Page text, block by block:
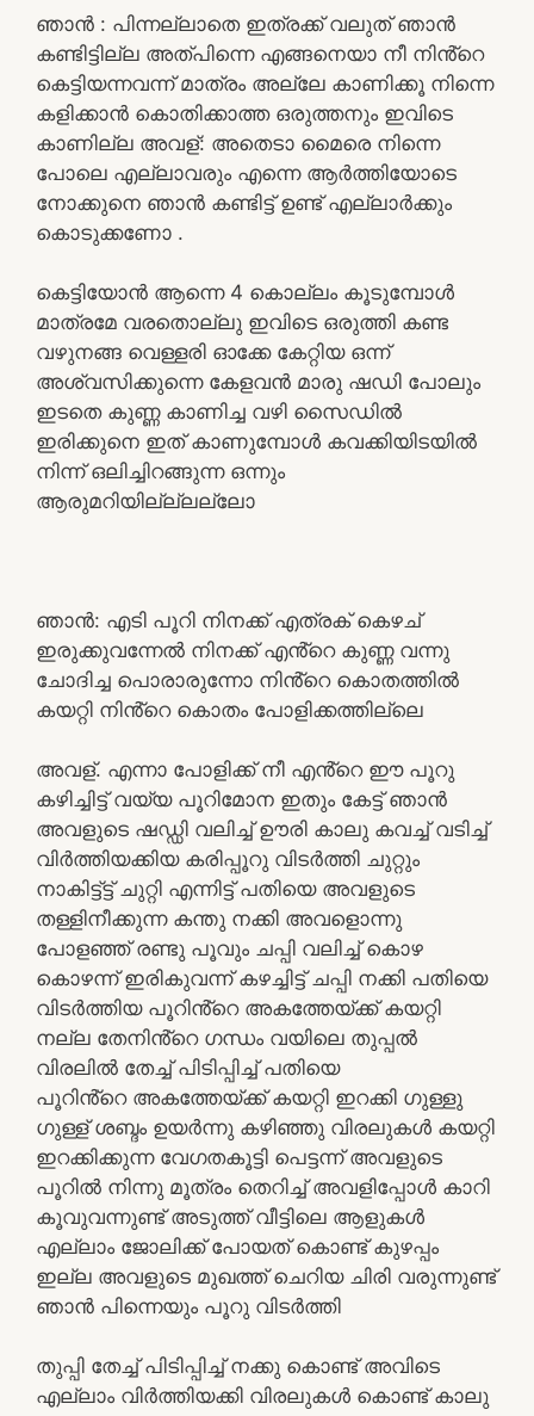
ഞാൻ : പിന്നല്ലാതെ ഇത്രക്ക് വലുത് ഞാൻ
കണ്ടിട്ടില്ല അത്പിന്നെ എങ്ങനെയാ നീ നിൻ്റെ
കെട്ടിയന്നവന്ന് മാത്രം അല്ലേ കാണിക്കൂ നിന്നെ
കളിക്കാൻ കൊതിക്കാത്ത ഒരുത്തനും ഇവിടെ
കാണില്ല അവള്: അതെടാ മൈരെ നിന്നെ
പോലെ എല്ലാവരും എന്നെ ആർത്തിയോടെ
നോക്കുനെ ഞാൻ കണ്ടിട്ട് ഉണ്ട് എല്ലാർക്കും
കൊടുക്കണോ .
കെട്ടിയോൻ ആന്നെ 4 കൊല്ലം കൂടുമ്പോൾ
മാത്രമേ വരതൊല്ലു ഇവിടെ ഒരുത്തി കണ്ട
വഴുനങ്ങ വെള്ളരി ഓക്കേ കേറ്റിയ ഒന്ന്
അശ്വസിക്കുന്നെ കേളവൻ മാരു ഷഡി പോലും
ഇടതെ കുണ്ണ കാണിച്ച വഴി സൈഡിൽ
ഇരിക്കുനെ ഇത് കാണുമ്പോൾ കവക്കിയിടയിൽ
നിന്ന് ഒലിച്ചിറങ്ങുന്ന ഒന്നും
ആരുമറിയില്ല്ലല്ലോ
ഞാൻ: എടി പൂറി നിനക്ക് എത്രക് കെഴച്
ഇരുക്കുവന്നേൽ നിനക്ക് എൻ്റെ കുണ്ണ വന്നു
ചോദിച്ച പൊരാരുന്നോ നിൻ്റെ കൊതത്തിൽ
കയറ്റി നിൻ്റെ കൊതം പോളിക്കത്തില്ലെ
അവള്. എന്നാ പോളിക്ക് നീ എൻ്റെ ഈ പൂറു
കഴിച്ചിട്ട് വയ്യ പൂറിമോന ഇതും കേട്ട് ഞാൻ
അവളുടെ ഷഡ്ഡി വലിച്ച് ഊരി കാലു കവച്ച് വടിച്ച്
വിർത്തിയക്കിയ കരിപ്പൂറു വിടർത്തി ചുറ്റും
നാകിട്ട്ട്ട് ചുറ്റി എന്നിട്ട് പതിയെ അവളുടെ
തള്ളിനീക്കുന്ന കന്തു നക്കി അവളൊന്നു
പോളഞ്ഞ് രണ്ടു പൂവും ചപ്പി വലിച്ച് കൊഴ
കൊഴന്ന് ഇരികുവന്ന് കഴച്ചിട്ട് ചപ്പി നക്കി പതിയെ
വിടർത്തിയ പൂറിൻ്റെ അകത്തേയ്ക്ക് കയറ്റി
നല്ല തേനിൻ്റെ ഗന്ധം വയിലെ തുപ്പൽ
വിരലിൽ തേച്ച് പിടിപ്പിച്ച് പതിയെ
പൂറിൻ്റെ അകത്തേയ്ക്ക് കയറ്റി ഇറക്കി ഗുള്ളു
ഗുള്ള് ശബ്ദം ഉയർന്നു കഴിഞ്ഞു വിരലുകൾ കയറ്റി
ഇറക്കിക്കുന്ന വേഗതകൂട്ടി പെട്ടന്ന് അവളുടെ
പൂറിൽ നിന്നു മൂത്രം തെറിച്ച് അവളിപ്പോൾ കാറി
കൂവുവന്നുണ്ട് അടുത്ത് വീട്ടിലെ ആളുകൾ
എല്ലാം ജോലിക്ക് പോയത് കൊണ്ട് കുഴപ്പം
ഇല്ല അവളുടെ മുഖത്ത് ചെറിയ ചിരി വരുന്നുണ്ട്
ഞാൻ പിന്നെയും പൂറു വിടർത്തി
തുപ്പി തേച്ച് പിടിപ്പിച്ച് നക്കു കൊണ്ട് അവിടെ
എല്ലാം വിർത്തിയക്കി വിരലുകൾ കൊണ്ട് കാലു